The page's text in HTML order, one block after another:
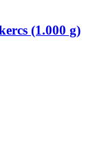
(1.000 g)